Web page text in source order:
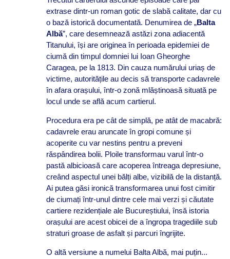
extrase dintr-un roman gotic de slabă calitate, dar cu
o bază istorică documentată. Denumirea de „Balta
Albă”, care desemnează astăzi zona adiacentă
Titanului, își are originea în perioada epidemiei de
ciumă din timpul domniei lui Ioan Gheorghe
Caragea, pe la 1813. Din cauza numărului uriaș de
victime, autoritățile au decis să transporte cadavrele
în afara orașului, într-o zonă mlăștinoasă situată pe
locul unde se află acum cartierul.
Procedura era pe cât de simplă, pe atât de macabră:
cadavrele erau aruncate în gropi comune și
acoperite cu var nestins pentru a preveni
răspândirea bolii. Ploile transformau varul într-o
pastă albicioasă care acoperea întreaga depresiune,
creând aspectul unei bălți albe, vizibilă de la distanță.
Ai putea găsi ironică transformarea unui fost cimitir
de ciumați într-unul dintre cele mai verzi și căutate
cartiere rezidențiale ale Bucureștiului, însă istoria
orașului are acest obicei de a îngropa tragediile sub
straturi groase de asfalt și parcuri îngrijite.
O altă versiune a numelui Balta Albă, mai puțin...